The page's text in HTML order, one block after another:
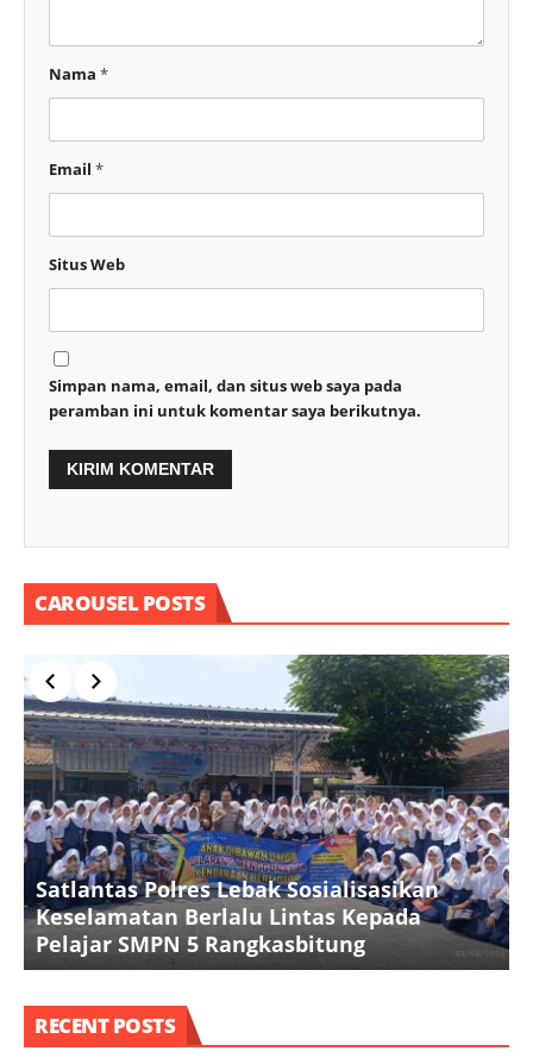
Nama *
Email *
Situs Web
Simpan nama, email, dan situs web saya pada
peramban ini untuk komentar saya berikutnya.
CAROUSEL POSTS
Satlantas Polres Lebak Sosialisasikan
Keselamatan Berlalu Lintas Kepada
Pelajar SMPN 5 Rangkasbitung
RECENT POSTS